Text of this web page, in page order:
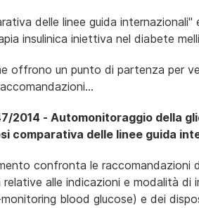
delle linee guida
insulinica iniettiva nel diabete
offrono un punto di partenza per
2014 - Automonitoraggio della
comparativa delle linee guida
confronta le raccomandazioni
alle indicazioni e modalità di
blood glucose) e dei